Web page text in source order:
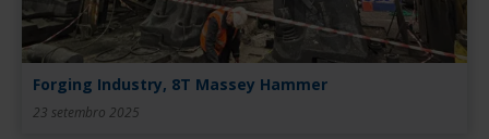
Forging Industry, 8T Massey Hammer
23 setembro 2025